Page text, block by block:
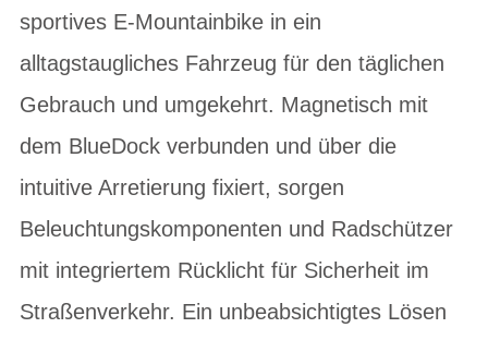
sportives E-Mountainbike in ein
alltagstaugliches Fahrzeug für den täglichen
Gebrauch und umgekehrt. Magnetisch mit
dem BlueDock verbunden und über die
intuitive Arretierung fixiert, sorgen
Beleuchtungskomponenten und Radschützer
mit integriertem Rücklicht für Sicherheit im
Straßenverkehr. Ein unbeabsichtigtes Lösen